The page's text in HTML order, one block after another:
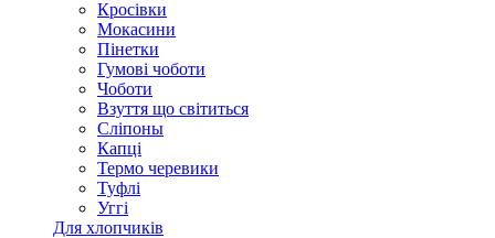
Кросівки
Мокасини
Пінетки
Гумові чоботи
Чоботи
Взуття що світиться
Сліпоны
Капці
Термо черевики
Туфлі
Уггі
Для хлопчиків